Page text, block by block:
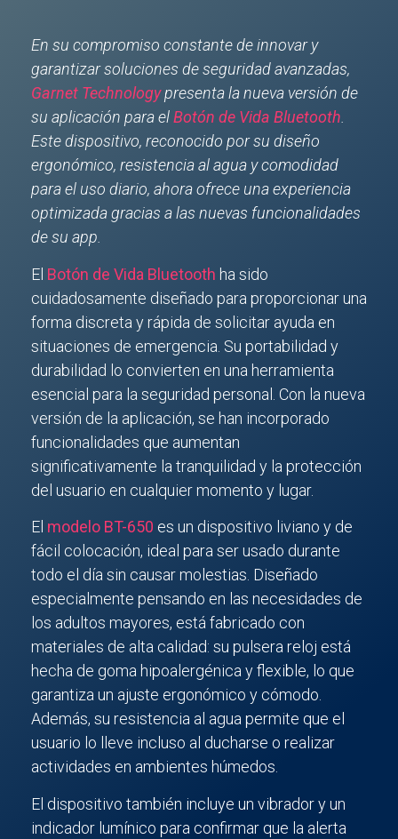
En su compromiso constante de innovar y
garantizar soluciones de seguridad avanzadas,
Garnet Technology presenta la nueva versión de
su aplicación para elBotón de Vida Bluetooth.
Este dispositivo, reconocido por su diseño
ergonómico, resistencia al agua y comodidad
para el uso diario, ahora ofrece una experiencia
optimizada gracias a las nuevas funcionalidades
de su app.
El Botón de Vida Bluetooth ha sido
cuidadosamente diseñado para proporcionar una
forma discreta y rápida de solicitar ayuda en
situaciones de emergencia. Su portabilidad y
durabilidad lo convierten en una herramienta
esencial para la seguridad personal. Con la nueva
versión de la aplicación, se han incorporado
funcionalidades que aumentan
significativamente la tranquilidad y la protección
del usuario en cualquier momento y lugar.
El modelo BT-650 es un dispositivo liviano y de
fácil colocación, ideal para ser usado durante
todo el día sin causar molestias. Diseñado
especialmente pensando en las necesidades de
los adultos mayores, está fabricado con
materiales de alta calidad: su pulsera reloj está
hecha de goma hipoalergénica y flexible, lo que
garantiza un ajuste ergonómico y cómodo.
Además, su resistencia al agua permite que el
usuario lo lleve incluso al ducharse o realizar
actividades en ambientes húmedos.
El dispositivo también incluye un vibrador y un
indicador lumínico para confirmar que la alerta